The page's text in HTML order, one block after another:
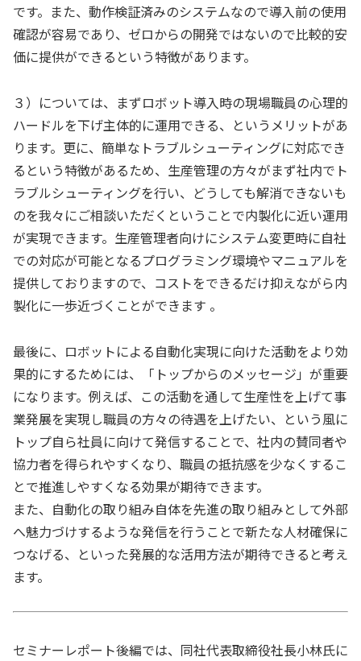
です。また、動作検証済みのシステムなので導入前の使用
確認が容易であり、ゼロからの開発ではないので比較的安
価に提供ができるという特徴があります。
３）については、まずロボット導入時の現場職員の心理的
ハードルを下げ主体的に運用できる、というメリットがあ
ります。更に、簡単なトラブルシューティングに対応でき
るという特徴があるため、生産管理の方々がまず社内でト
ラブルシューティングを行い、どうしても解消できないも
のを我々にご相談いただくということで内製化に近い運用
が実現できます。生産管理者向けにシステム変更時に自社
での対応が可能となるプログラミング環境やマニュアルを
提供しておりますので、コストをできるだけ抑えながら内
製化に一歩近づくことができます 。
最後に、ロボットによる自動化実現に向けた活動をより効
果的にするためには、「トップからのメッセージ」が重要
になります。例えば、この活動を通して生産性を上げて事
業発展を実現し職員の方々の待遇を上げたい、という風に
トップ自ら社員に向けて発信することで、社内の賛同者や
協力者を得られやすくなり、職員の抵抗感を少なくするこ
とで推進しやすくなる効果が期待できます。
また、自動化の取り組み自体を先進の取り組みとして外部
へ魅力づけするような発信を行うことで新たな人材確保に
つなげる、といった発展的な活用方法が期待できると考え
ます。
セミナーレポート後編では、同社代表取締役社長小林氏に